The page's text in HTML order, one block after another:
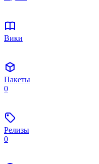
Вики
Пакеты
0
Релизы
0